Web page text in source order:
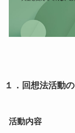
１．回想法活動
活動内容